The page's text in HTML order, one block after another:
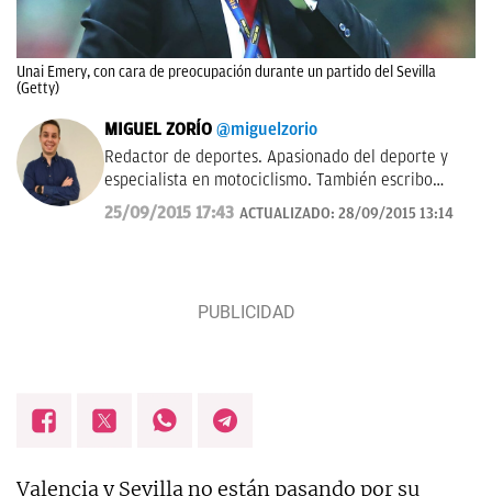
Unai Emery, con cara de preocupación durante un partido del Sevilla
(Getty)
MIGUEL ZORÍO @miguelzorio
Redactor de deportes. Apasionado del deporte y
especialista en motociclismo. También escribo
sobre pádel y NFL.
25/09/2015 17:43 ACTUALIZADO: 28/09/2015 13:14
Valencia y Sevilla no están pasando por su